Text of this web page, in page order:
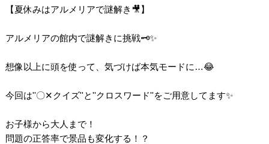
【夏休みはアルメリアで謎解き🎥】
アルメリアの館内で謎解きに挑戦🗝️✨
想像以上に頭を使って、気づけば本気モードに…😂
今回は''〇‪✕‬‪‪クイズ''と''クロスワード''をご用意してます✨️
お子様から大人まで！
問題の正答率で景品も変化する！？